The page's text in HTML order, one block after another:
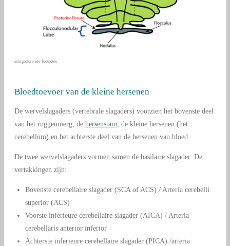
info picture see footnotes
Bloedtoevoer van de kleine hersenen
De wervelslagaders (vertebrale slagaders) voorzien het bovenste deel
van het ruggenmerg, de hersenstam, de kleine hersenen (het
cerebellum) en het achterste deel van de hersenen van bloed.
De twee wervelslagaders vormen samen de basilaire slagader. De
vertakkingen zijn:
Bovenste cerebellaire slagader (SCA of ACS) / Arteria cerebelli
superior (ACS)
Voorste inferieure cerebellaire slagader (AICA) / Arteria
cerebellaris anterior inferior
Achterste inferieure cerebellaire slagader (PICA) /arteria